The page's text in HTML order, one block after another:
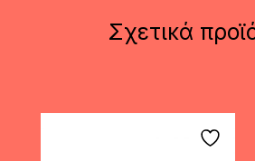
Σχετικά